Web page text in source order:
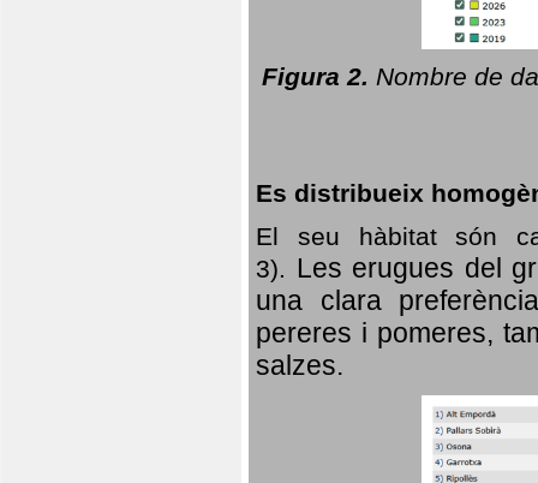
Figura 2. Nombre de
Es distribueix
El seu hàbitat són
3). Les erugues del
una clara
pereres i pomeres,
salzes.